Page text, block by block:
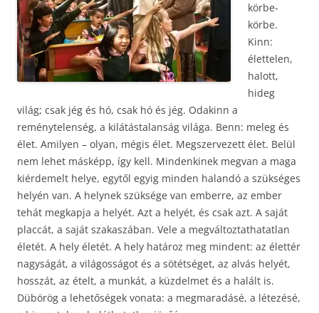
körbe-
körbe.
Kinn:
élettelen,
halott,
hideg
világ; csak jég és hó, csak hó és jég. Odakinn a
reménytelenség, a kilátástalanság világa. Benn: meleg és
élet. Amilyen – olyan, mégis élet. Megszervezett élet. Belül
nem lehet másképp, így kell. Mindenkinek megvan a maga
kiérdemelt helye, egytől egyig minden halandó a szükséges
helyén van. A helynek szüksége van emberre, az ember
tehát megkapja a helyét. Azt a helyét, és csak azt. A saját
placcát, a saját szakaszában. Vele a megváltoztathatatlan
életét. A hely életét. A hely határoz meg mindent: az élettér
nagyságát, a világosságot és a sötétséget, az alvás helyét,
hosszát, az ételt, a munkát, a küzdelmet és a halált is.
Dübörög a lehetőségek vonata: a megmaradásé, a létezésé,